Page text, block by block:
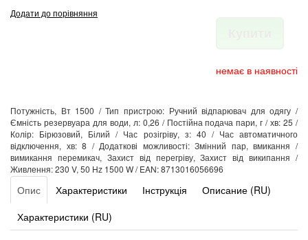
Додати до порівняння
немає в наявності
Потужність, Вт 1500 / Тип пристрою: Ручний відпарювач для одягу /
Ємність резервуара для води, л: 0,26 / Постійна подача пари, г / хв: 25 /
Колір: Бірюзовий, Білий / Час розігріву, з: 40 / Час автоматичного
відключення, хв: 8 / Додаткові можливості: Змінний пар, вмикання /
вимикання перемикач, Захист від перегріву, Захист від википання /
Живлення: 230 V, 50 Hz 1500 W / EAN: 8713016056696
Опис Характеристики Інструкція
Описание (RU)
Характеристики (RU)